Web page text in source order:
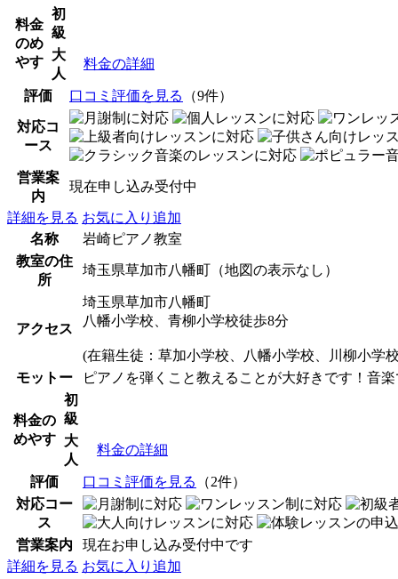
料金
のめ
やす
初
級
大
人
料金の詳細
評価 口コミ評価を見る （9件）
対応コ
ース
営業案
内
現在申し込み受付中
詳細を見る お気に入り追加
名称
岩崎ピアノ教室
教室の住
所
埼玉県草加市八幡町（地図の表示なし）
アクセス
埼玉県草加市八幡町
八幡小学校、青柳小学校徒歩8分
(在籍生徒：草加小学校、八幡小学校、川柳小学
モットー
ピアノを弾くこと教えることが大好きです！音
料金の
めやす
初
級
大
人
料金の詳細
評価 口コミ評価を見る
（2件）
対応コー
ス
営業案内
現在お申し込み受付中です
詳細を見る お気に入り追加